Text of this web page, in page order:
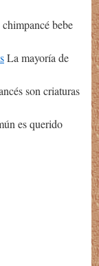
bebe
La mayoría de
son criaturas
es querido